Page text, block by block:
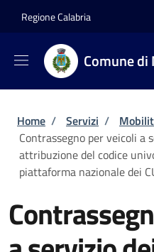
Regione Calabria
Comune
Briciole di
Home / Servizi /
Contrassegno per veicoli a
attribuzione del codice
piattaforma nazionale dei